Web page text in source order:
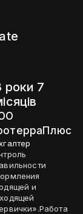
роки 7
и